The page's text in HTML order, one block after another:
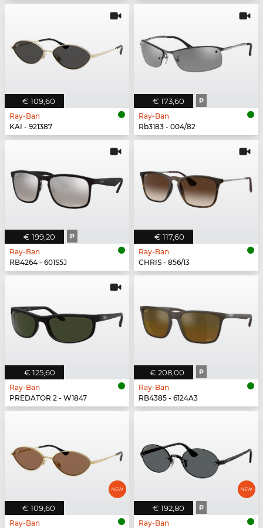
€ 109,60
Ray-Ban
KAI - 921387
€ 173,60 P
Ray-Ban
Rb3183 - 004/82
€ 199,20 P
Ray-Ban
RB4264 - 601S5J
€ 117,60
Ray-Ban
CHRIS - 856/13
€ 125,60
Ray-Ban
PREDATOR 2 - W1847
€ 208,00 P
Ray-Ban
RB4385 - 6124A3
€ 109,60
Ray-Ban
€ 192,80 P
Ray-Ban